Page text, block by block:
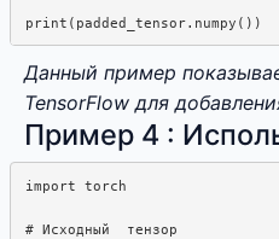
Данный пример
TensorFlow для
Пример 4 :
import torch
# Исходный  тензор